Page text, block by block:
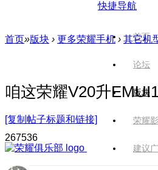
快捷导航
首页
论坛
版块
荣耀
建议
首页»版块 › 更多荣耀手机 › 其它机
咱这荣耀V20升
[复制帖子标题和链接]
267536